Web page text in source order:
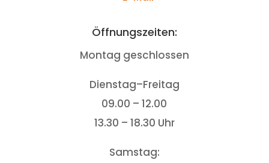
Öffnungszeiten:
Montag geschlossen
Dienstag–Freitag
09.00 – 12.00
13.30 – 18.30 Uhr
Samstag: